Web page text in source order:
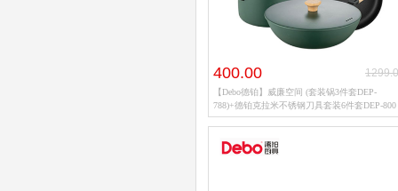
400.00
【Debo德铂】威廉空间 (套装锅3件套DEP-
788)+德铂克拉米不锈钢刀具套装6件套DEP-800